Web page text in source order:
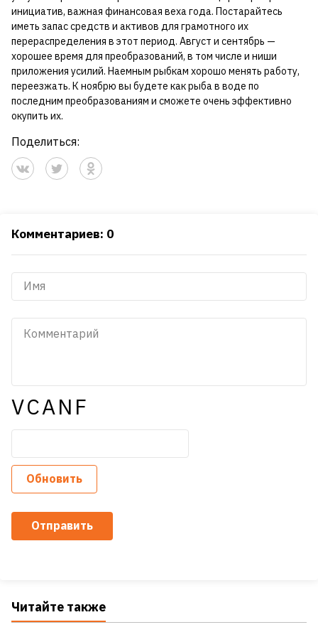
инициатив, важная финансовая веха года. Постарайтесь
иметь запас средств и активов для грамотного их
перераспределения в этот период. Август и сентябрь —
хорошее время для преобразований, в том числе и ниши
приложения усилий. Наемным рыбкам хорошо менять работу,
переезжать. К ноябрю вы будете как рыба в воде по
последним преобразованиям и сможете очень эффективно
окупить их.
Поделиться:
Комментариев: 0
VCANF
Обновить
Отправить
Читайте также